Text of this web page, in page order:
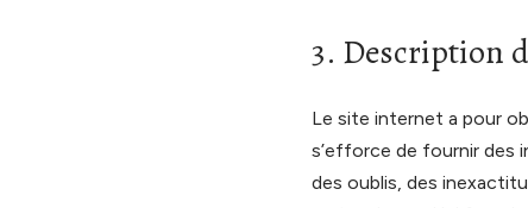
3. Description
Le site internet a pour
s’efforce de fournir des
des oublis, des